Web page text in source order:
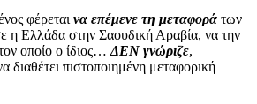
φέρεται να επέμενε τη μεταφορά των
η Ελλάδα στην Σαουδική Αραβία, να την
οποίο ο ίδιος… ΔΕΝ γνώριζε,
διαθέτει πιστοποιημένη μεταφορική